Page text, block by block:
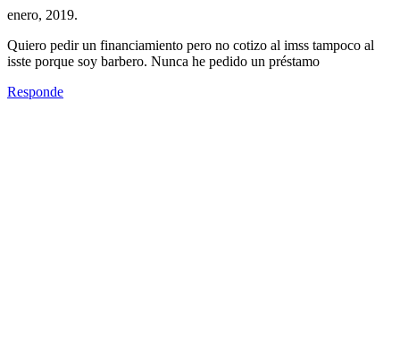
enero, 2019.
Quiero pedir un financiamiento pero no cotizo al imss tampoco al
isste porque soy barbero. Nunca he pedido un préstamo
Responde